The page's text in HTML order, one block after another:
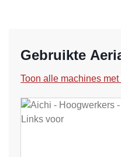
Gebruikte
Toon alle machines